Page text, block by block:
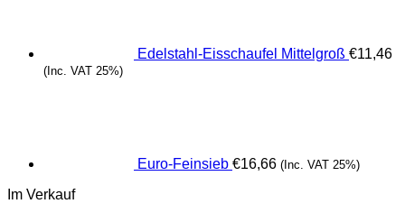
Edelstahl-Eisschaufel Mittelgroß €11,46
(Inc. VAT 25%)
Euro-Feinsieb €16,66 (Inc. VAT 25%)
Im Verkauf